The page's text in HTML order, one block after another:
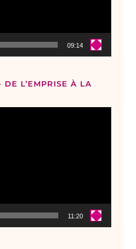
09:14
DE L’EMPRISE À LA
11:20